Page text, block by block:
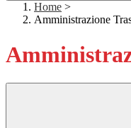
Home >
Amministrazione